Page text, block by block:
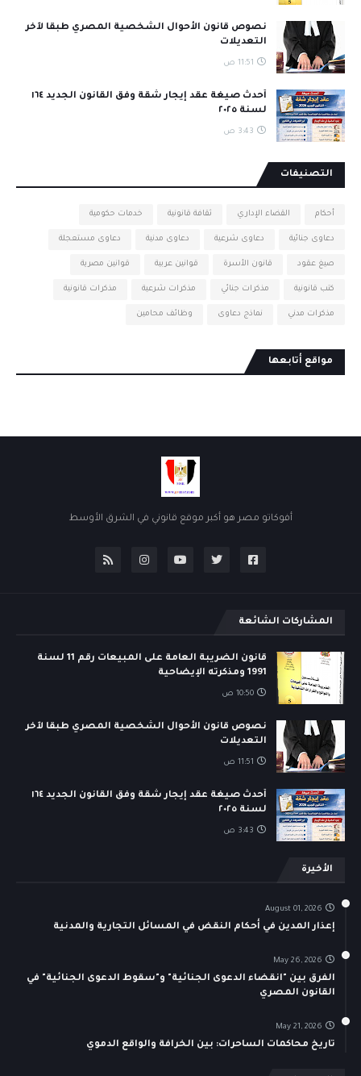
نصوص قانون الأحوال الشخصية المصري طبقا لآخر
التعديلات
11:51 ص
أحدث صيغة عقد إيجار شقة وفق القانون الجديد ١٦٤
لسنة ٢٠٢٥
3:43 ص
التصنيفات
أحكام القضاء الإداري ثقافة قانونية خدمات حكومية
دعاوى جنائية دعاوى شرعية دعاوى مدنية دعاوى مستعجلة
صيغ عقود قانون الأسرة قوانين عربية قوانين مصرية
كتب قانونية مذكرات جنائي مذكرات شرعية مذكرات قانونية
مذكرات مدني نماذج دعاوى وظائف محامين
مواقع أتابعها
أفوكاتو مصر هو أكبر موقع قانوني في الشرق الأوسط
المشاركات الشائعة
قانون الضريبة العامة على المبيعات رقم 11 لسنة
1991 ومذكرته الإيضاحية
10:50 ص
نصوص قانون الأحوال الشخصية المصري طبقا لآخر
التعديلات
11:51 ص
أحدث صيغة عقد إيجار شقة وفق القانون الجديد ١٦٤
لسنة ٢٠٢٥
3:43 ص
الأخيرة
August 01, 2026
إعذار المدين في أحكام النقض في المسائل التجارية والمدنية
May 26, 2026
الفرق بين "انقضاء الدعوى الجنائية" و"سقوط الدعوى الجنائية" في
القانون المصري
May 21, 2026
تاريخ محاكمات الساحرات: بين الخرافة والواقع الدموي